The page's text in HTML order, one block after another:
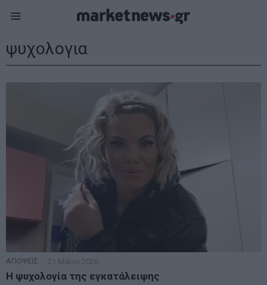
ψυχολογια
ΑΠΟΨΕΙΣ 21 Μαΐου 2026
Η ψυχολογία της εγκατάλειψης